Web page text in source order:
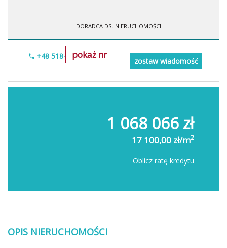
DORADCA DS. NIERUCHOMOŚCI
pokaż nr
+48 518-706-552
zostaw wiadomość
1 068 066 zł
17 100,00 zł/m2
Oblicz ratę kredytu
OPIS NIERUCHOMOŚCI